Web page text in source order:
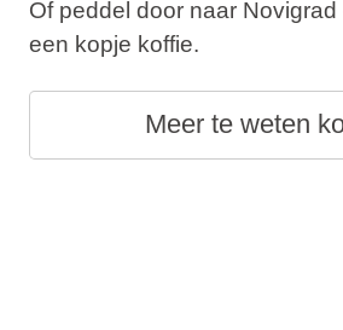
Of peddel door naar
een kopje koffie.
Meer te weten